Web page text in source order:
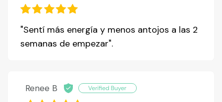
"Sentí más energía y menos antojos a las 2
semanas de empezar".
Renee B